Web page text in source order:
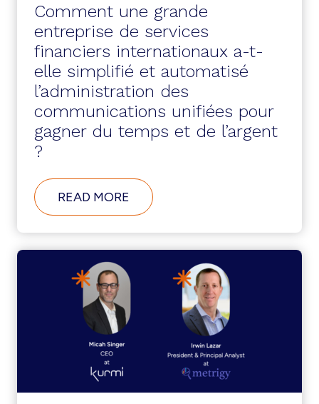
Comment une grande
entreprise de services
financiers internationaux a-t-
elle simplifié et automatisé
l’administration des
communications unifiées pour
gagner du temps et de l’argent
?
READ MORE ABOUT
COMMENT
GRANDE
ENTREPRISE
SERVICES
FINANCIERS
INTERNATIONAUX
A-
T-
SIMPLIFIÉ
AUTOMATISÉ
L’ADMINISTRATION